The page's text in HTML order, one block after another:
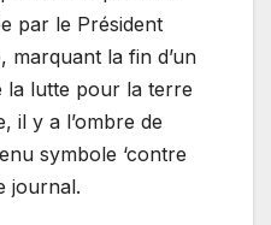
par le Président
marquant la fin d’un
la lutte pour la terre
il y a l’ombre de
symbole ‘contre
journal.